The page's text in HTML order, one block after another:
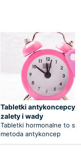
Tabletki
zalety i wady
Tabletki hormonalne to
metoda antykoncep